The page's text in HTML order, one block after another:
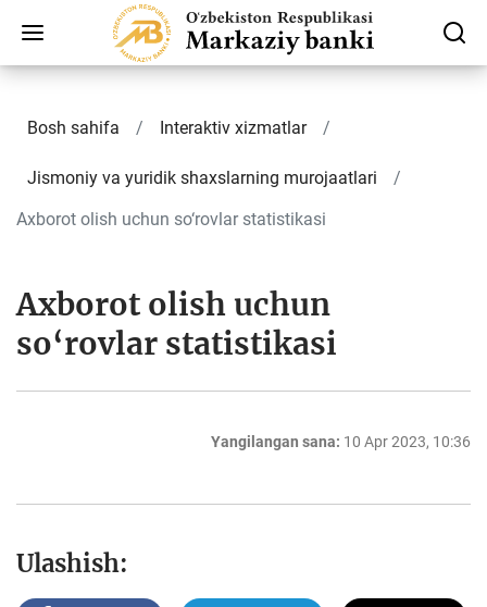
Bosh sahifa Interaktiv xizmatlar
Jismoniy va yuridik shaxslarning murojaatlari
Axborot olish uchun so‘rovlar statistikasi
Axborot olish uchun
so‘rovlar statistikasi
Yangilangan sana: 10 Apr 2023, 10:36
Ulashish: